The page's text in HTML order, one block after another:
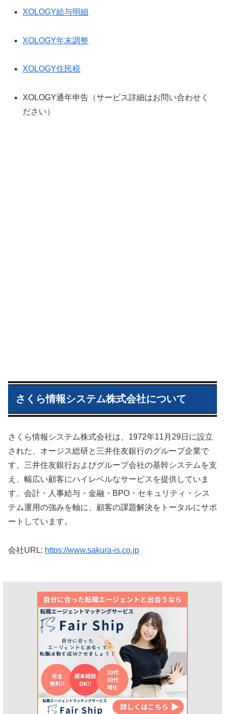
XOLOGY給与明細
XOLOGY年末調整
XOLOGY住民税
XOLOGY通年申告（サービス詳細はお問い合わせく
ださい）
さくら情報システム株式会社について
さくら情報システム株式会社は、1972年11月29日に設立
された、オージス総研と三井住友銀行のグループ企業で
す。三井住友銀行およびグループ会社の基幹システムを支
え、幅広い顧客にハイレベルなサービスを提供していま
す。会計・人事給与・金融・BPO・セキュリティ・シス
テム運用の強みを軸に、顧客の課題解決をトータルにサポ
ートしています。
会社URL: https://www.sakura-is.co.jp